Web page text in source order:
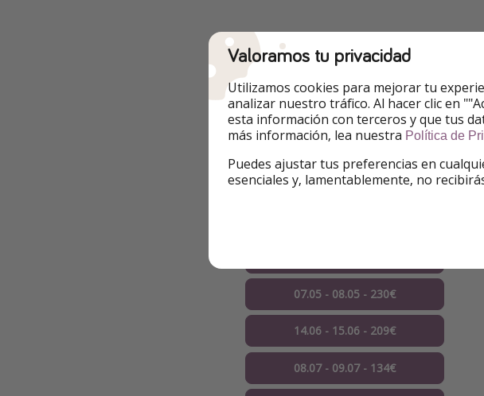
Otras opciones
✅ Las
✅ El precioes porestancia en
🔻 Ej. de 1 noche
31.03 - 01.04 - 125€
07.05 - 08.05 - 230€
14.06 - 15.06 - 209€
08.07 - 09.07 - 134€
Valoramos tu privacidad
Utilizamos cookies para mejorar tu
analizar nuestro tráfico. Al hacer clic en
esta información con terceros y que tus
más información, lea nuestra Política de
Puedes ajustar tus preferencias en
esenciales y, lamentablemente, no